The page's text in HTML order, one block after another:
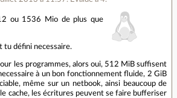
ou 1536 Mio de plus que
tu défini necessaire.
les programmes, alors oui, 512 MiB suffisent
à un bon fonctionnement fluide, 2 GiB
même sur un netbook, ainsi beaucoup de
cache, les écritures peuvent se faire bufferiser